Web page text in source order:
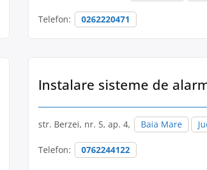
Telefon: 0262220471
Instalare sisteme de
str. Berzei, nr. 5, ap. 4, Baia Mare
Telefon: 0762244122